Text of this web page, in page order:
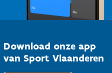
Download onze app
van Sport Vlaanderen